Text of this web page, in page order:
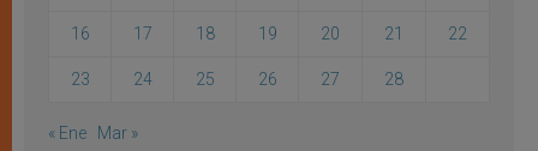
16 17 18 19 20 21 22
23 24 25 26 27 28
« Ene Mar »